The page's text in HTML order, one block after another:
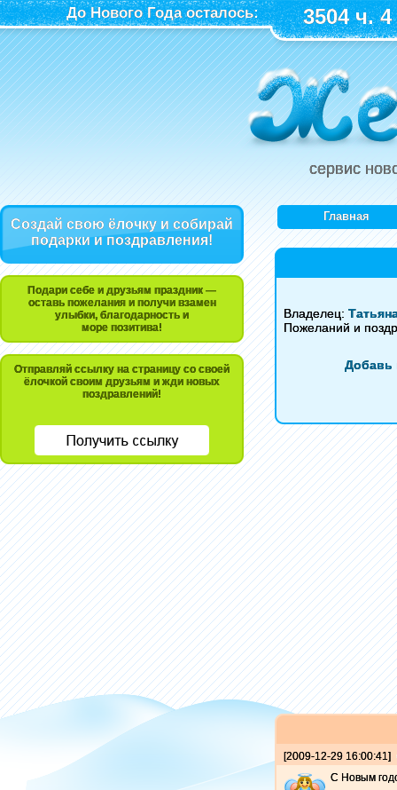
До Нового Года осталось: 3504 ч.
сервис
Создай свою ёлочку и собирай
подарки и поздравления!
Подари себе и друзьям праздник —
оставь пожелания и получи взамен
улыбки, благодарность и
море позитива!
Отправляй ссылку на страницу со своей
ёлочкой своим друзьям и жди новых
поздравлений!
Главная
Владелец:
Пожеланий и
Добавь
[2009-12-29 16:00:41]
С Новым